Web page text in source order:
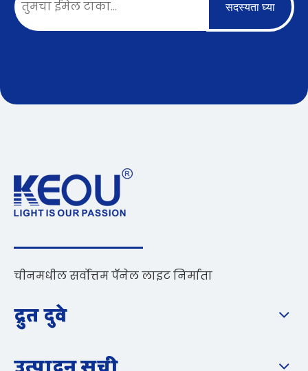
सदस्यता घ्या
चीनमधील सर्वोत्तम पॅनेल लाइट निर्माता
द्रुत दुवे